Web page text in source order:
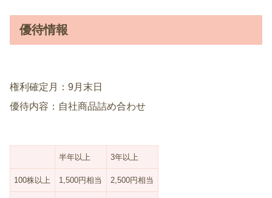
優待情報
権利確定月：9月末日
優待内容：自社商品詰め合わせ
半年以上 3年以上
100株以上 1,500円相当 2,500円相当